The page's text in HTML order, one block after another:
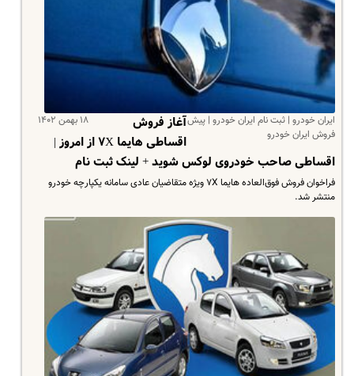
ایران خودرو | ثبت نام ایران خودرو | پیش
فروش ایران خودرو
۱۸ بهمن ۱۴۰۲
آغاز فروش
اقساطی هایما ۷X از امروز |
اقساطی صاحب خودروی لوکس شوید + لینک ثبت نام
فراخوان فروش فوق‌العاده هایما ۷X ویژه متقاضیان عادی سامانه یکپارچه خودرو
منتشر شد.